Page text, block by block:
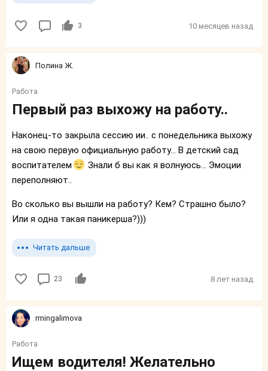
3 10 месяцев назад
Полина Ж.
Работа
Первый раз выхожу на работу..
Наконец-то закрыла сессию ии.. с понедельника выхожу
на свою первую официальную работу... В детский сад
воспитателем
Знали б вы как я волнуюсь... Эмоции
переполняют..
Во сколько вы вышли на работу? Кем? Страшно было?
Или я одна такая паникерша?)))
Читать дальше
23 8 лет назад
rmingalimova
Работа
Ищем водителя! Желательно